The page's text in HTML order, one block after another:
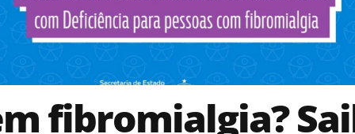
fibromialgia?